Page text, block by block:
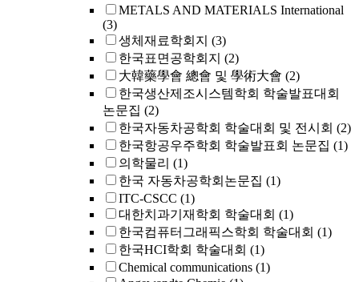
METALS AND MATERIALS International
(3)
생체재료학회지 (3)
한국표면공학회지 (2)
大韓藥學會 總會 및 學術大會 (2)
한국생산제조시스템학회 학술발표대회
논문집 (2)
한국자동차공학회 학술대회 및 전시회 (2)
한국항공우주학회 학술발표회 논문집 (1)
의학물리 (1)
한국 자동차공학회논문집 (1)
ITC-CSCC (1)
대한치과기재학회 학술대회 (1)
한국컴퓨터그래픽스학회 학술대회 (1)
한국HCI학회 학술대회 (1)
Chemical communications (1)